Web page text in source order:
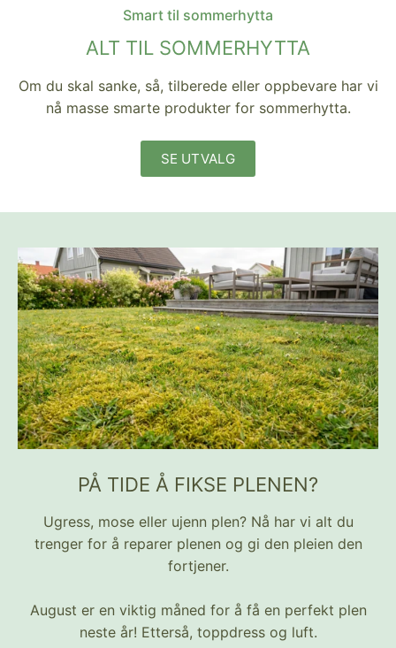
Smart til sommerhytta
ALT TIL SOMMERHYTTA
Om du skal sanke, så, tilberede eller oppbevare har vi
nå masse smarte produkter for sommerhytta.
SE UTVALG
PÅ TIDE Å FIKSE PLENEN?
Ugress, mose eller ujenn plen? Nå har vi alt du
trenger for å reparer plenen og gi den pleien den
fortjener.
August er en viktig måned for å få en perfekt plen
neste år! Etterså, toppdress og luft.